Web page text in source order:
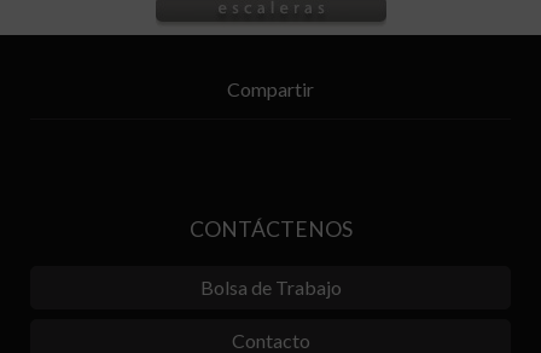
Compartir
CONTÁCTENOS
Bolsa de Trabajo
Contacto